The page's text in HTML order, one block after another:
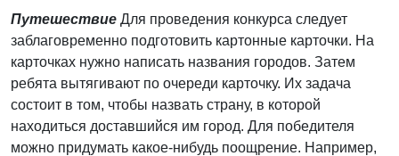
Путешествие Для проведения конкурса следует
заблаговременно подготовить картонные карточки. На
карточках нужно написать названия городов. Затем
ребята вытягивают по очереди карточку. Их задача
состоит в том, чтобы назвать страну, в которой
находиться доставшийся им город. Для победителя
можно придумать какое-нибудь поощрение. Например,